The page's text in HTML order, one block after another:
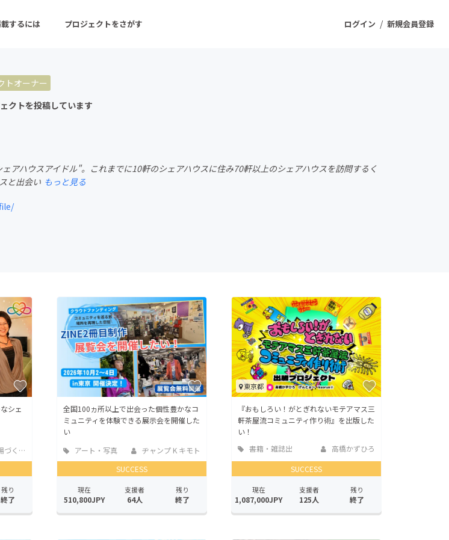
ログイン / 新規会員登録
するには プロジェクトをさがす
プロジェクト 募集終了が近いプロジェクト
発 フード・飲食店
ファッション
納税
machi-ya コミュニティ
トオーナー
クトを投稿しています
ェアハウスアイドル"。これまでに10軒のシェアハウスに住み70軒以上のシェアハウスを訪問するく
と出会い もっと見る
シェ
り屋
残り
終了
全国100ヵ所以上で出会った個性豊かなコ
ミュニティを体験できる展示会を開催した
い
アート・写真
ヂャンプ K キモト
SUCCESS
現在
510,800JPY
支援者
64人
残り
終了
東京都
『おもしろい！がとぎれないモテアマス三
軒茶屋流コミュニティ作り術』を出版した
い！
書籍・雑誌出
版
高橋かずひろ
SUCCESS
現在
1,087,000JPY
支援者
125人
残り
終了